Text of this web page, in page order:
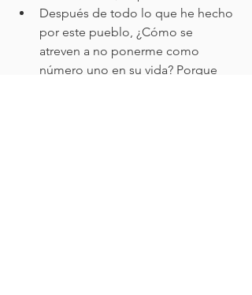
Después de todo lo que he hecho
por este pueblo, ¿Cómo se
atreven a no ponerme como
número uno en su vida? Porque